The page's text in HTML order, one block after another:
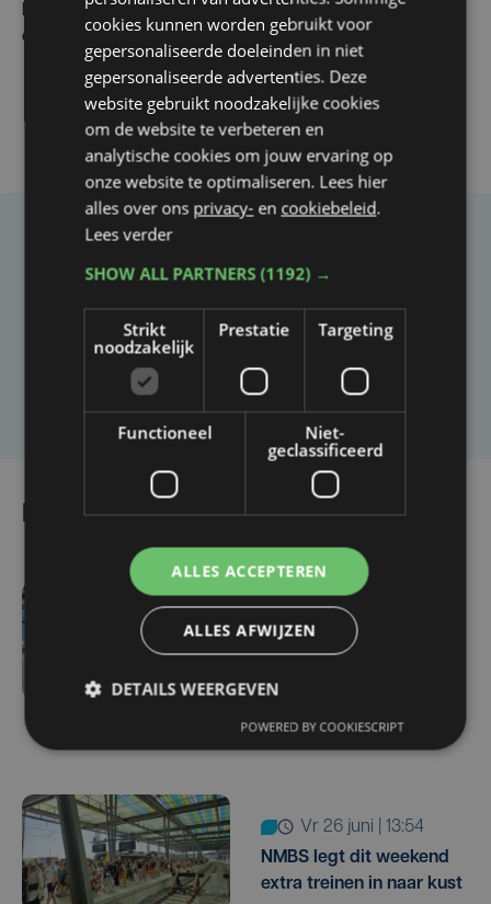
Net voor kraker tegen Essevee: match van KV Kortrijk
op Anderlecht uitgesteld door Europees voetbal
Heb je een taal- of schrijffout opgemerkt in dit
artikel?
Laat het ons weten
Lees ook
za 4 juli | 10:52
Federale politie versterkt
naar kust tijdens
zomervakantie
vr 26 juni | 13:54
NMBS legt dit weekend
extra treinen in naar kust
cookies kunnen worden gebruikt voor
gepersonaliseerde doeleinden in niet
gepersonaliseerde advertenties. Deze
website gebruikt noodzakelijke cookies
om de website te verbeteren en
analytische cookies om jouw ervaring op
onze website te optimaliseren. Lees hier
alles over ons privacy- en cookiebeleid.
Lees verder
SHOW ALL PARTNERS(1192) →
Strikt
noodzakelijk
Prestatie Targeting
Functioneel
Niet-
geclassificeerd
ALLES ACCEPTEREN
ALLES AFWIJZEN
DETAILS WEERGEVEN
POWERED BY COOKIESCRIPT